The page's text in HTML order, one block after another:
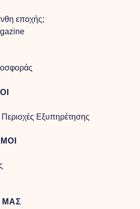
εποχής;
Εξυπηρέτησης
ΜΑΣ